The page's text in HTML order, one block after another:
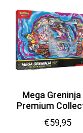
Mega Greninja
Premium
€59,95